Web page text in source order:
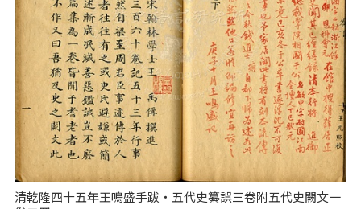
清乾隆四十五年王鳴盛手跋‧五代史纂誤三卷附五代史闕文一